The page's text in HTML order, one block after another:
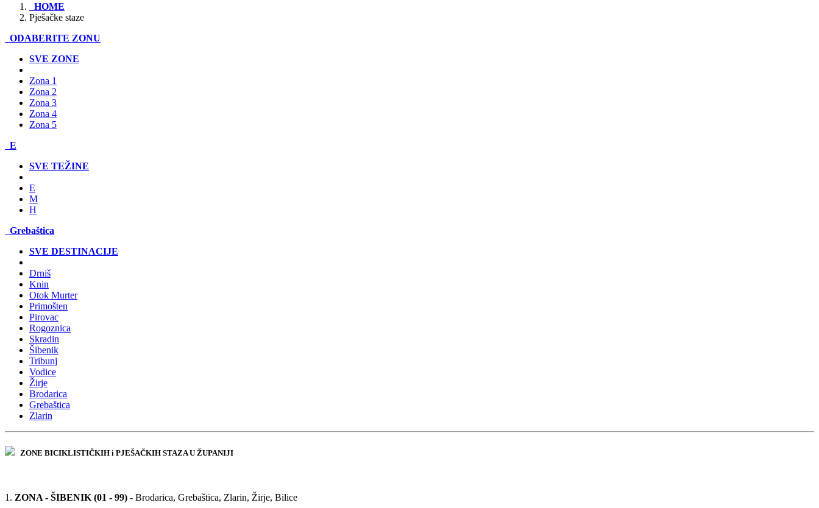
HOME
Pješačke staze
ODABERITE ZONU
SVE ZONE
Zona 1
Zona 2
Zona 3
Zona 4
Zona 5
E
SVE TEŽINE
E
M
H
Grebaštica
SVE DESTINACIJE
Drniš
Knin
Otok Murter
Primošten
Pirovac
Rogoznica
Skradin
Šibenik
Tribunj
Vodice
Žirje
Brodarica
Grebaštica
Zlarin
ZONE BICIKLISTIČKIH i PJEŠAČKIH STAZA U ŽUPANIJI
1. ZONA - ŠIBENIK (01 - 99) - Brodarica, Grebaštica, Zlarin, Žirje, Bilice